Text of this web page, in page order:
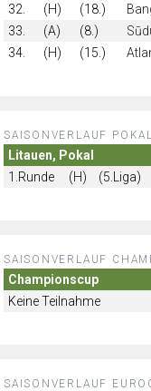
32.
(H) (18.)
33.
(A) (8.)
34.
(H) (15.)
SAISONVERLAUF
Litauen, Pokal
1.Runde
(H) (5.Liga)
SAISONVERLAUF
Championscup
Keine Teilnahme
SAISONVERLAUF